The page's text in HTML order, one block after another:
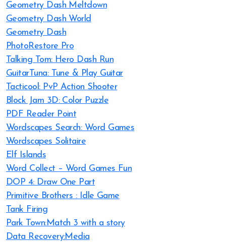
Geometry Dash Meltdown
Geometry Dash World
Geometry Dash
PhotoRestore Pro
Talking Tom: Hero Dash Run
GuitarTuna: Tune & Play Guitar
Tacticool: PvP Action Shooter
Block Jam 3D: Color Puzzle
PDF Reader Point
Wordscapes Search: Word Games
Wordscapes Solitaire
Elf Islands
Word Collect – Word Games Fun
DOP 4: Draw One Part
Primitive Brothers : Idle Game
Tank Firing
Park Town:Match 3 with a story
Data Recovery:Media